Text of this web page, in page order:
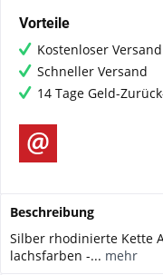
Vorteile
Kostenloser
Schneller Versand
14 Tage Geld-
Beschreibung
Silber rhodinierte Kette
lachsfarben -... mehr